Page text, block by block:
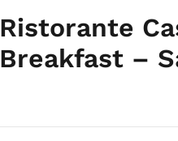
Ristorante
Breakfast –